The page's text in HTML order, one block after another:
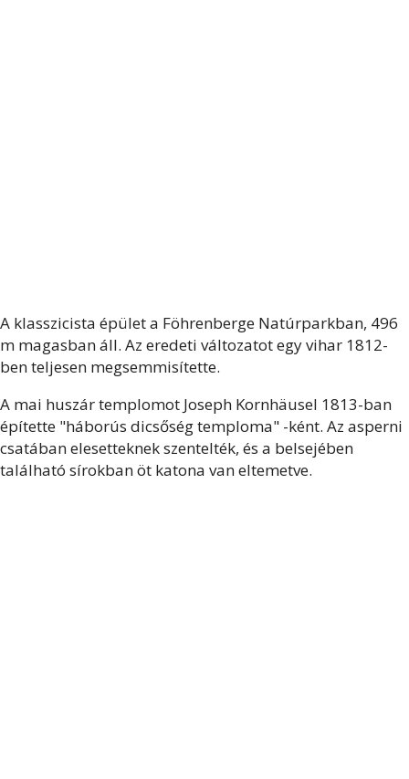
A klasszicista épület a Föhrenberge Natúrparkban, 496
m magasban áll. Az eredeti változatot egy vihar 1812-
ben teljesen megsemmisítette.
A mai huszár templomot Joseph Kornhäusel 1813-ban
építette "háborús dicsőség temploma" -ként. Az asperni
csatában elesetteknek szentelték, és a belsejében
található sírokban öt katona van eltemetve.